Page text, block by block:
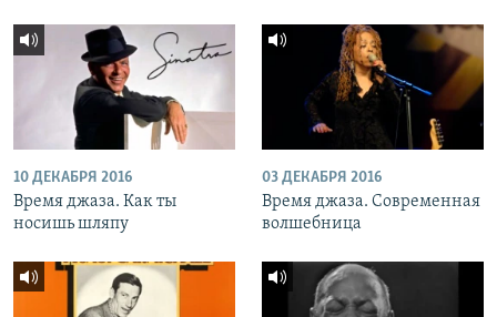
10 ДЕКАБРЯ 2016
Время джаза. Как ты
носишь шляпу
03 ДЕКАБРЯ 2016
Время джаза. Современная
волшебница